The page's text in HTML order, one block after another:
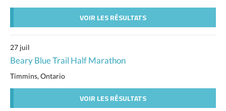
VOIR LES RÉSULTATS
27 juil
Beary Blue Trail Half Marathon
Timmins, Ontario
VOIR LES RÉSULTATS